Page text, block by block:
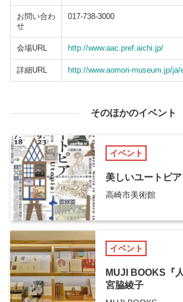
お問い合わ
せ
017-738-3000
会場URL http://www.aac.pref.aichi.jp/
詳細URL http://www.aomori-museum.jp/
そのほかのイベント
イベント
美しいユートピア
高崎市美術館
イベント
MUJI BOOKS『
宮脇綾子